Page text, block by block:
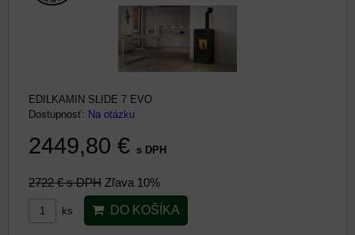
EDILKAMIN SLIDE 7 EVO
Dostupnosť: Na otázku
2449,80 € s DPH
2722 €s DPH Zľava 10%
ks DO KOŠÍKA